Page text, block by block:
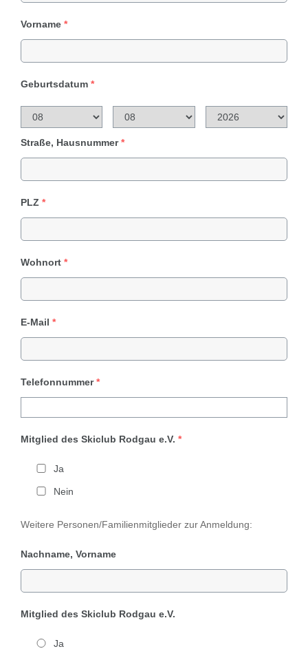
Vorname *
Geburtsdatum *
Straße, Hausnummer *
PLZ *
Wohnort *
E-Mail *
Telefonnummer *
Mitglied des Skiclub Rodgau e.V. *
Ja
Nein
Weitere Personen/Familienmitglieder zur Anmeldung:
Nachname, Vorname
Mitglied des Skiclub Rodgau e.V.
Ja